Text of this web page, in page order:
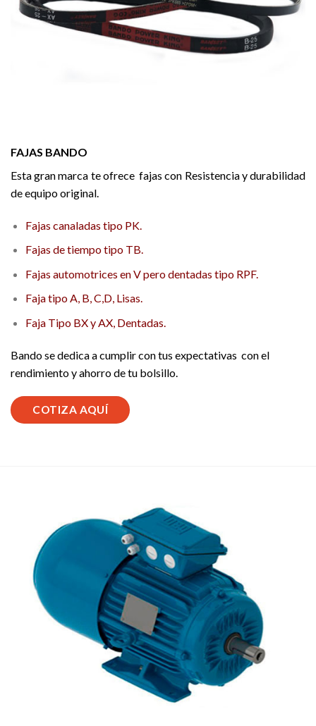
FAJAS BANDO
Esta gran marca te ofrece fajas con Resistencia y durabilidad
de equipo original.
Fajas canaladas tipo PK.
Fajas de tiempo tipo TB.
Fajas automotrices en V pero dentadas tipo RPF.
Faja tipo A, B, C,D, Lisas.
Faja Tipo BX y AX, Dentadas.
Bando se dedica a cumplir con tus expectativas con el
rendimiento y ahorro de tu bolsillo.
COTIZA AQUÍ